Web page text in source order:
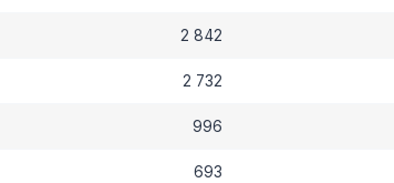
2 842
2 732
996
693